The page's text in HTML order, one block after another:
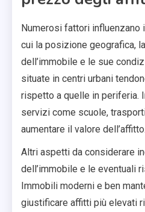
Numerosi fattori
cui la posizione geografica,
dell’immobile e le sue
situate in centri urbani
rispetto a quelle in periferia.
servizi come scuole,
aumentare il valore dell’affitto.
Altri aspetti da considerare
dell’immobile e le eventuali
Immobili moderni e ben
giustificare affitti più elevati